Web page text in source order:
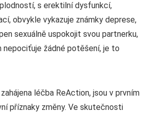
s erektilní dysfunkcí,
obvykle vykazuje známky deprese,
sexuálně uspokojit svou partnerku,
nepociťuje žádné potěšení, je to
léčba ReAction, jsou v prvním
příznaky změny. Ve skutečnosti